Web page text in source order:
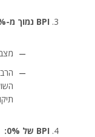
BPI נמוך מ-30%:
BPI של 0%: